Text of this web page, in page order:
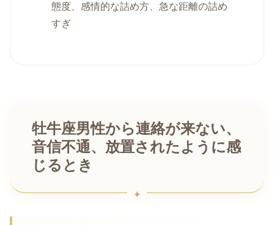
態度、感情的な詰め方、急な距離の詰め
すぎ
牡牛座男性から連絡が来ない、
音信不通、放置されたように感
じるとき